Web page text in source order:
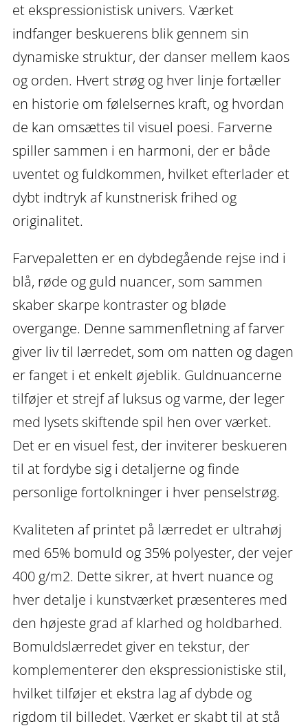
et ekspressionistisk univers. Værket
indfanger beskuerens blik gennem sin
dynamiske struktur, der danser mellem kaos
og orden. Hvert strøg og hver linje fortæller
en historie om følelsernes kraft, og hvordan
de kan omsættes til visuel poesi. Farverne
spiller sammen i en harmoni, der er både
uventet og fuldkommen, hvilket efterlader et
dybt indtryk af kunstnerisk frihed og
originalitet.
Farvepaletten er en dybdegående rejse ind i
blå, røde og guld nuancer, som sammen
skaber skarpe kontraster og bløde
overgange. Denne sammenfletning af farver
giver liv til lærredet, som om natten og dagen
er fanget i et enkelt øjeblik. Guldnuancerne
tilføjer et strejf af luksus og varme, der leger
med lysets skiftende spil hen over værket.
Det er en visuel fest, der inviterer beskueren
til at fordybe sig i detaljerne og finde
personlige fortolkninger i hver penselstrøg.
Kvaliteten af printet på lærredet er ultrahøj
med 65% bomuld og 35% polyester, der vejer
400 g/m2. Dette sikrer, at hvert nuance og
hver detalje i kunstværket præsenteres med
den højeste grad af klarhed og holdbarhed.
Bomuldslærredet giver en tekstur, der
komplementerer den ekspressionistiske stil,
hvilket tilføjer et ekstra lag af dybde og
rigdom til billedet. Værket er skabt til at stå